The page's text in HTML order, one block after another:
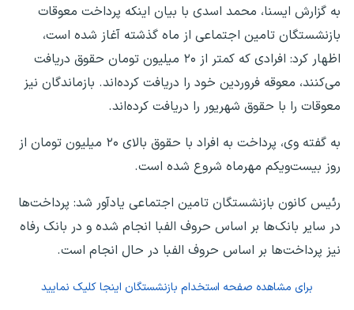
به گزارش ایسنا، محمد اسدی با بیان اینکه پرداخت معوقات
بازنشستگان تامین اجتماعی از ماه گذشته آغاز شده است،
اظهار کرد: افرادی که کمتر از ۲۰ میلیون تومان حقوق دریافت
می‌کنند، معوقه فروردین خود را دریافت کرده‌اند. بازماندگان نیز
معوقات را با حقوق شهریور را دریافت کرده‌اند.
به گفته وی، پرداخت به افراد با حقوق بالای ۲۰ میلیون تومان از
روز بیست‌ویکم مهرماه شروع شده است.
رئیس ‌کانون بازنشستگان تامین اجتماعی یادآور شد: پرداخت‌ها
در سایر بانک‌ها بر اساس حروف الفبا انجام شده و در بانک رفاه
نیز پرداخت‌ها بر اساس حروف الفبا در حال انجام است.
برای مشاهده صفحه استخدام بازنشستگان اینجا کلیک نمایید